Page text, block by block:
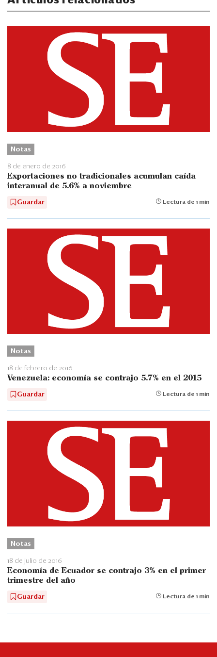
Notas
8 de enero de 2016
Exportaciones no tradicionales acumulan caída
interanual de 5.6% a noviembre
Guardar Lectura de 1 min
Notas
18 de febrero de 2016
Venezuela: economía se contrajo 5.7% en el 2015
Guardar Lectura de 1 min
Notas
18 de julio de 2016
Economía de Ecuador se contrajo 3% en el primer
trimestre del año
Guardar Lectura de 1 min